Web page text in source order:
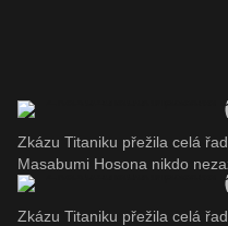
Zkázu Titaniku přežila celá
Masabumi Hosona nikdo
Zkázu Titaniku přežila celá